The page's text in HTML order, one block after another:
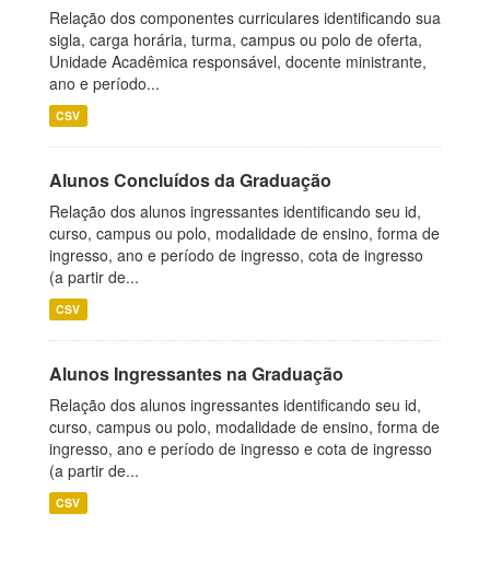
Relação dos componentes curriculares identificando sua
sigla, carga horária, turma, campus ou polo de oferta,
Unidade Acadêmica responsável, docente ministrante,
ano e período...
CSV
Alunos Concluídos da Graduação
Relação dos alunos ingressantes identificando seu id,
curso, campus ou polo, modalidade de ensino, forma de
ingresso, ano e período de ingresso, cota de ingresso
(a partir de...
CSV
Alunos Ingressantes na Graduação
Relação dos alunos ingressantes identificando seu id,
curso, campus ou polo, modalidade de ensino, forma de
ingresso, ano e período de ingresso e cota de ingresso
(a partir de...
CSV